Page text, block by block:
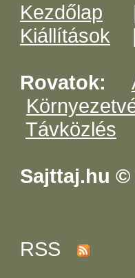
Kezdőlap
Kiállítások
Rovatok:
Távközlés
Sajttaj.hu ©
RSS